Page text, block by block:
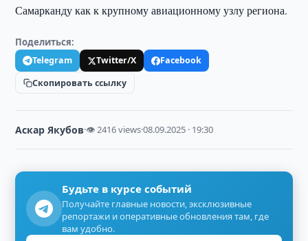
Самарканду как к крупному авиационному узлу региона.
Поделиться:
Telegram Twitter/X
Facebook
Скопировать ссылку
Аскар Якубов·👁 2416 views·08.09.2025 · 19:30
Будьте в курсе событий
Получайте главные новости, эксклюзивные
репортажи и оперативные обновления там, где
вам удобно.